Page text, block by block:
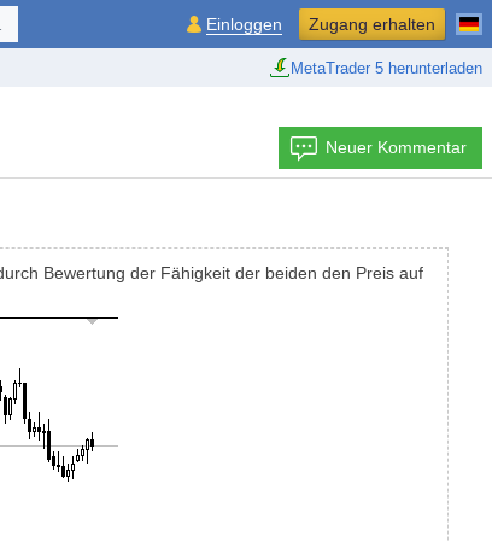
MetaTrader 5 herunterladen
Einloggen Zugang erhalten
Neuer Kommentar
Bewertung der Fähigkeit der beiden den Preis auf